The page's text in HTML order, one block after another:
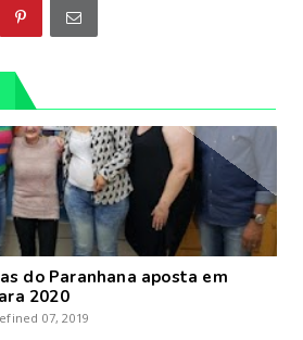
do Paranhana aposta em
2020
07, 2019